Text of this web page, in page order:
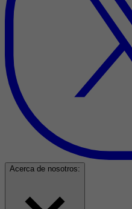
Acerca de nosotros: